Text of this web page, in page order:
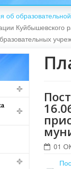
об
Куйбышевского
01